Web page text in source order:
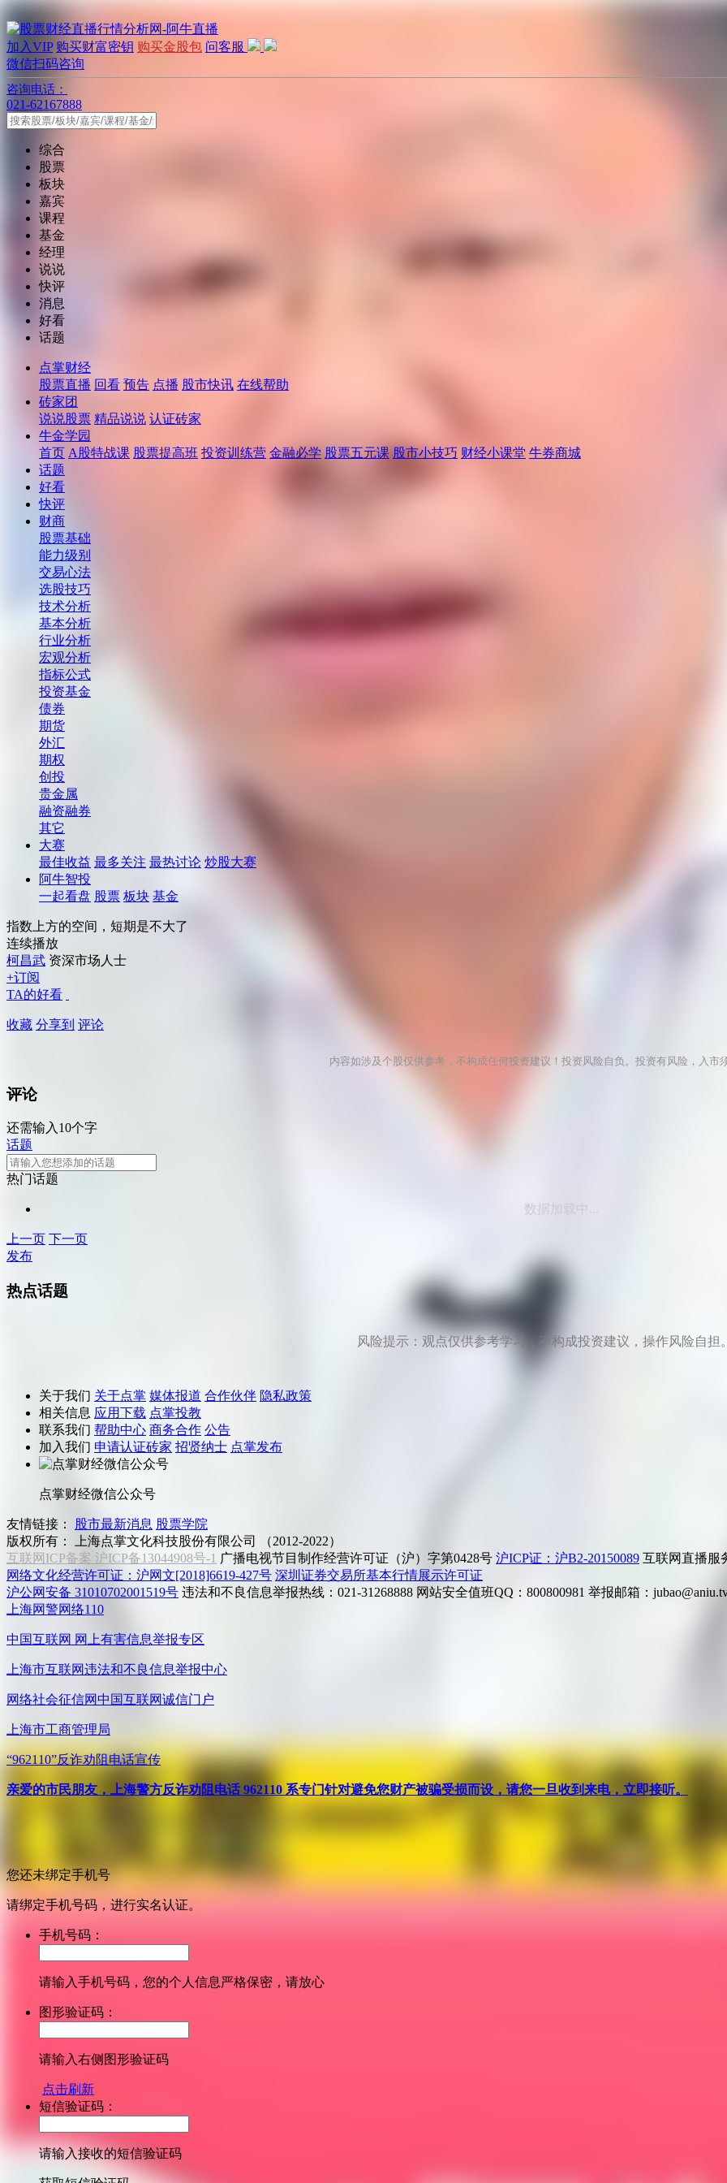
加入VIP 购买财富密钥 购买金股包 问客服
微信扫码咨询
咨询电话：
021-62167888
综合
股票
板块
嘉宾
课程
基金
经理
说说
快评
消息
好看
话题
点掌财经
股票直播 回看 预告 点播 股市快讯 在线帮助
砖家团
说说股票 精品说说 认证砖家
牛金学园
首页 A股特战课 股票提高班 投资训练营 金融必学 股票五元课 股市小技巧 财经小课堂 牛券商城
话题
好看
快评
财商
股票基础
能力级别
交易心法
选股技巧
技术分析
基本分析
行业分析
宏观分析
指标公式
投资基金
债券
期货
外汇
期权
创投
贵金属
融资融券
其它
大赛
最佳收益 最多关注 最热讨论 炒股大赛
阿牛智投
一起看盘 股票 板块 基金
指数上方的空间，短期是不大了
连续播放
柯昌武 资深市场人士
+订阅
TA的好看
收藏 分享到 评论
内容如涉及个股仅供参考，不构成任何投资建议！投资风险自负。投资有风险，入市
评论
还需输入10个字
话题
热门话题
数据加载中...
上一页 下一页
发布
热点话题
风险提示：观点仅供参考学习，不构成投资建议，操作风险自担
关于我们 关于点掌 媒体报道 合作伙伴 隐私政策
相关信息 应用下载 点掌投教
联系我们 帮助中心 商务合作 公告
加入我们 申请认证砖家 招贤纳士 点掌发布
点掌财经微信公众号
友情链接： 股市最新消息 股票学院
版权所有：
上海点掌文化科技股份有限公司 （2012-2022）
互联网ICP备案 沪ICP备13044908号-1 广播电视节目制作经营许可证（沪）字第0428号 沪ICP证：沪B2-20150089 互联网直播服
网络文化经营许可证：沪网文[2018]6619-427号 深圳证券交易所基本行情展示许可证
沪公网安备 31010702001519号 违法和不良信息举报热线：021-31268888 网站安全值班QQ：800800981 举报邮箱：
上海网警网络110
中国互联网 网上有害信息举报专区
上海市互联网违法和不良信息举报中心
网络社会征信网中国互联网诚信门户
上海市工商管理局
“962110”反诈劝阻电话宣传
亲爱的市民朋友，上海警方反诈劝阻电话 962110 系专门针对避免您财产被骗受损而设，请您一旦收到来电，立即接听。
您还未绑定手机号
请绑定手机号码，进行实名认证。
手机号码：
请输入手机号码，您的个人信息严格保密，请放心
图形验证码：
请输入右侧图形验证码
点击刷新
短信验证码：
请输入接收的短信验证码